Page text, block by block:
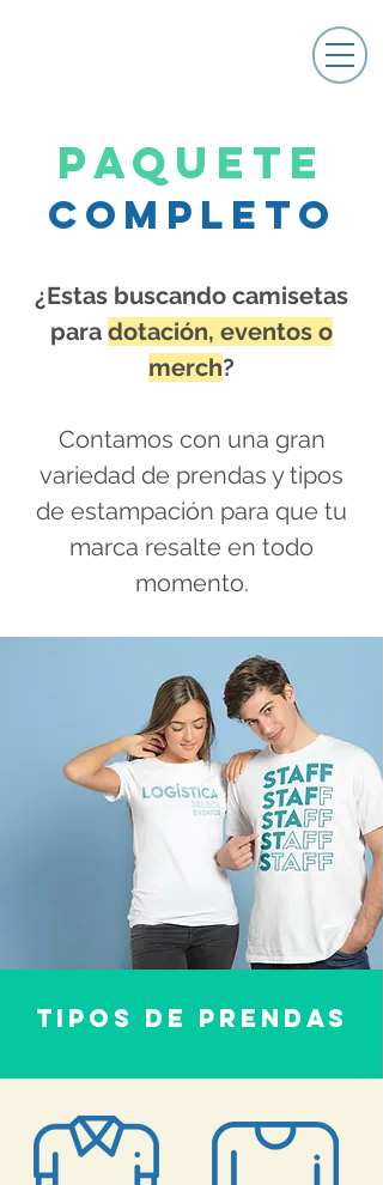
Paquete
Completo
¿Estas buscando camisetas
para dotación, eventos o
merch?
Contamos con una gran
variedad de prendas y tipos
de estampación para que tu
marca resalte en todo
momento.
Tipos de prendas